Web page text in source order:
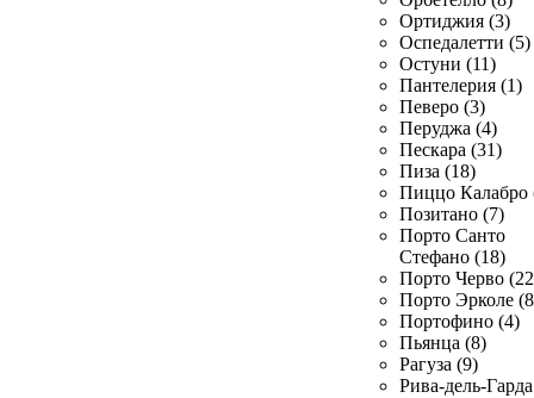
Ортиджия (3)
Оспедалетти (5)
Остуни (11)
Пантелерия (1)
Певеро (3)
Перуджа (4)
Пескара (31)
Пиза (18)
Пиццо Калабро
Позитано (7)
Порто Санто
Стефано (18)
Порто Черво
Порто Эрколе
Портофино (4)
Пьянца (8)
Рагуза (9)
Рива-дель-